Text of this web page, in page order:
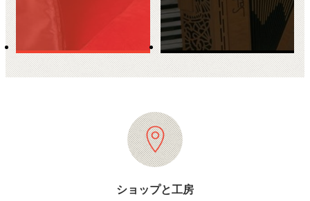
ショップと工房